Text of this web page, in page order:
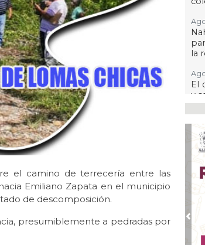
el camino de terrecería entre las
Emiliano Zapata en el municipio
de descomposición.
presumiblemente a pedradas por
la
El
y